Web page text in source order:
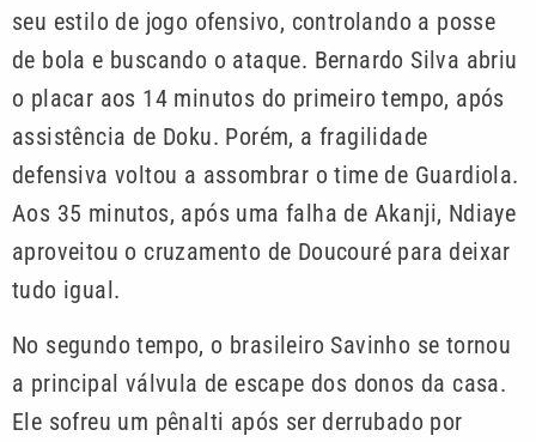
seu estilo de jogo ofensivo, controlando a posse
de bola e buscando o ataque. Bernardo Silva abriu
o placar aos 14 minutos do primeiro tempo, após
assistência de Doku. Porém, a fragilidade
defensiva voltou a assombrar o time de Guardiola.
Aos 35 minutos, após uma falha de Akanji, Ndiaye
aproveitou o cruzamento de Doucouré para deixar
tudo igual.
No segundo tempo, o brasileiro Savinho se tornou
a principal válvula de escape dos donos da casa.
Ele sofreu um pênalti após ser derrubado por